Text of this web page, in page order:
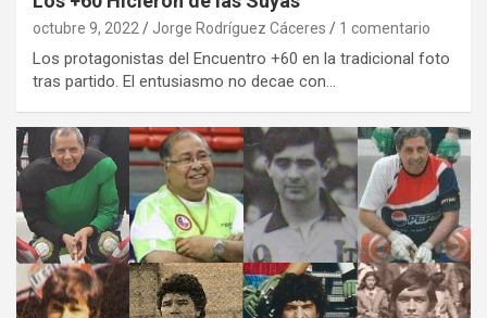
octubre 9, 2022 Jorge Rodríguez Cáceres 1 comentario
Los protagonistas del Encuentro +60 en la tradicional foto
tras partido. El entusiasmo no decae con…